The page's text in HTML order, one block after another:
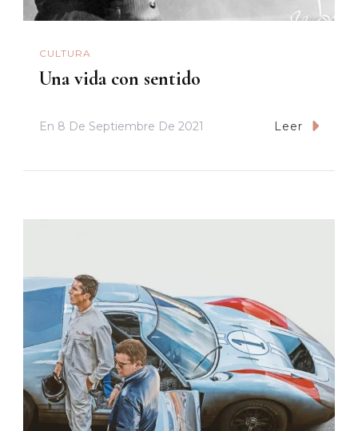
CULTURA
Una vida con sentido
En 8 De Septiembre De 2021 Leer